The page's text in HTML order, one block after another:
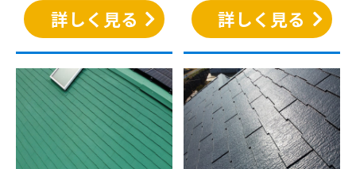
詳しく見る
詳しく見る